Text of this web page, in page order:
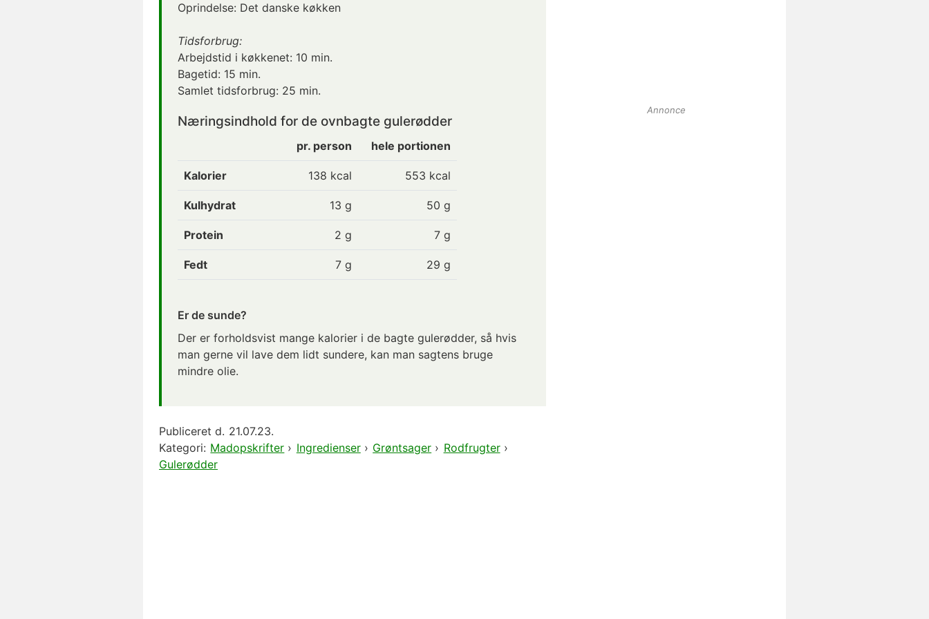
Oprindelse: Det danske køkken
Tidsforbrug:
Arbejdstid i køkkenet: 10 min.
Bagetid: 15 min.
Samlet tidsforbrug: 25 min.
Næringsindhold for de ovnbagte gulerødder
pr. person hele portionen
Kalorier 138 kcal 553 kcal
Kulhydrat 13 g 50 g
Protein 2 g 7 g
Fedt 7 g 29 g
Er de sunde?
Der er forholdsvist mange kalorier i de bagte gulerødder, så hvis
man gerne vil lave dem lidt sundere, kan man sagtens bruge
mindre olie.
Publiceret d. 21.07.23.
Kategori: Madopskrifter › Ingredienser› Grøntsager › Rodfrugter›
Gulerødder
Annonce